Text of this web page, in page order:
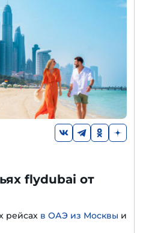
flydubai от
рейсах в ОАЭ из Москвы и